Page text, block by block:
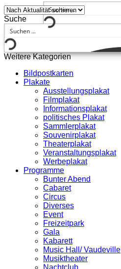
Suche
Weitere Kategorien
Bildpostkarten
Plakate
Ausstellungsplakat
Filmplakat
Informationsplakat
politisches Plakat
Sammlerplakat
Souvenirplakat
Theaterplakat
Veranstaltungsplakat
Werbeplakat
Programme
Bunter Abend
Cabaret
Circus
Diverses
Event
Freizeitpark
Gala
Kabarett
Music Hall/ Vaudeville
Musiktheater
Nachtclub